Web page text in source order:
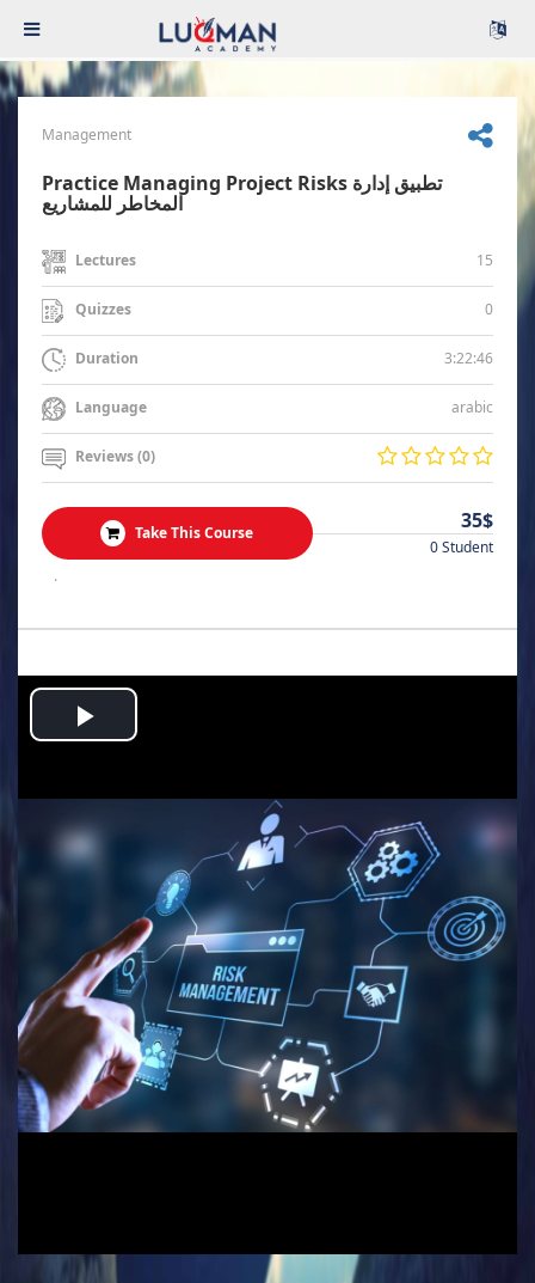
Management
Practice Managing Project Risks تطبيق إدارة
المخاطر للمشاريع
Lectures 15
Quizzes 0
Duration 3:22:46
Language arabic
Reviews (0)
Take This Course 35$
0 Student
.
Play
Video